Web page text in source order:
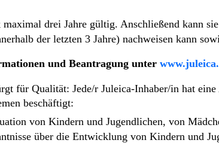
drei Jahre gültig. Anschließend kann
der letzten 3 Jahre) nachweisen kann
und Beantragung unter
für Qualität: Jede/r Juleica-Inhaber/in hat
beschäftigt:
von Kindern und Jugendlichen, von
über die Entwicklung von Kindern und